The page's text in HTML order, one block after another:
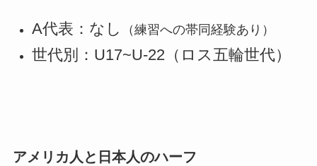
A代表：なし （練習への帯同経験あり）
世代別：U17~U-22（ロス五輪世代）
アメリカ人と日本人のハーフ